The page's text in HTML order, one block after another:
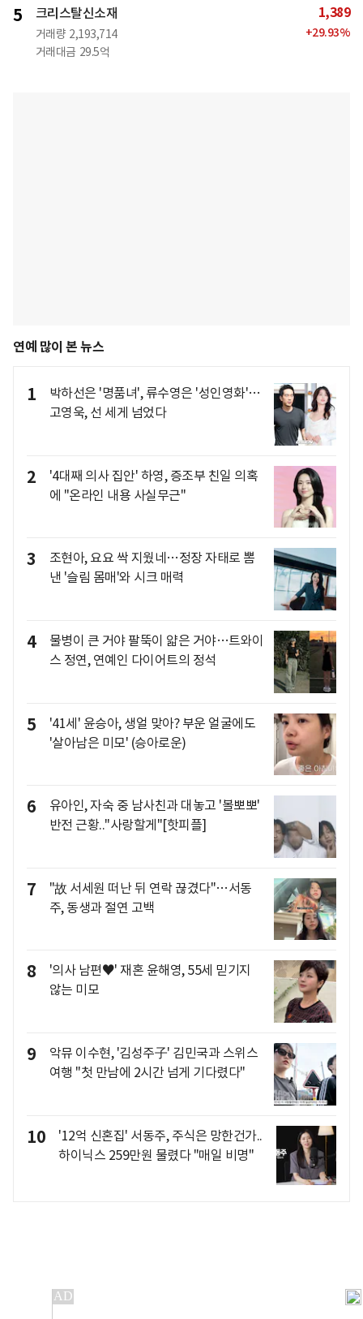
5 크리스탈신소재
거래량 2,193,714
거래대금 29.5억
1,389
+29.93%
연예 많이 본 뉴스
1
박하선은 '명품녀', 류수영은 '성인영화'…
고영욱, 선 세게 넘었다
2
'4대째 의사 집안' 하영, 증조부 친일 의혹
에 "온라인 내용 사실무근"
3
조현아, 요요 싹 지웠네…정장 자태로 뽐
낸 '슬림 몸매'와 시크 매력
4
물병이 큰 거야 팔뚝이 얇은 거야…트와이
스 정연, 연예인 다이어트의 정석
5
'41세' 윤승아, 생얼 맞아? 부운 얼굴에도
'살아남은 미모' (승아로운)
6
유아인, 자숙 중 남사친과 대놓고 '볼뽀뽀'
반전 근황.."사랑할게"[핫피플]
7
"故 서세원 떠난 뒤 연락 끊겼다"…서동
주, 동생과 절연 고백
8
'의사 남편♥' 재혼 윤해영, 55세 믿기지
않는 미모
9
악뮤 이수현, '김성주子' 김민국과 스위스
여행 "첫 만남에 2시간 넘게 기다렸다"
10
'12억 신혼집' 서동주, 주식은 망한건가..
하이닉스 259만원 물렸다 "매일 비명"